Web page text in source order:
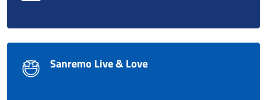
Sanremo Live & Love